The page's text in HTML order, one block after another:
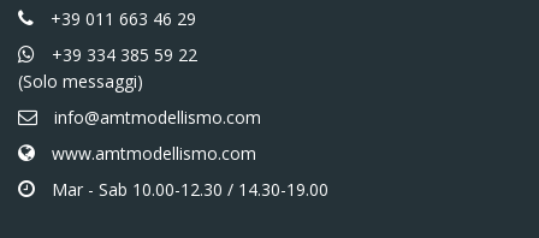
+39 011 663 46 29
+39 334 385 59 22
(Solo messaggi)
info@amtmodellismo.com
www.amtmodellismo.com
Mar - Sab 10.00-12.30 / 14.30-19.00